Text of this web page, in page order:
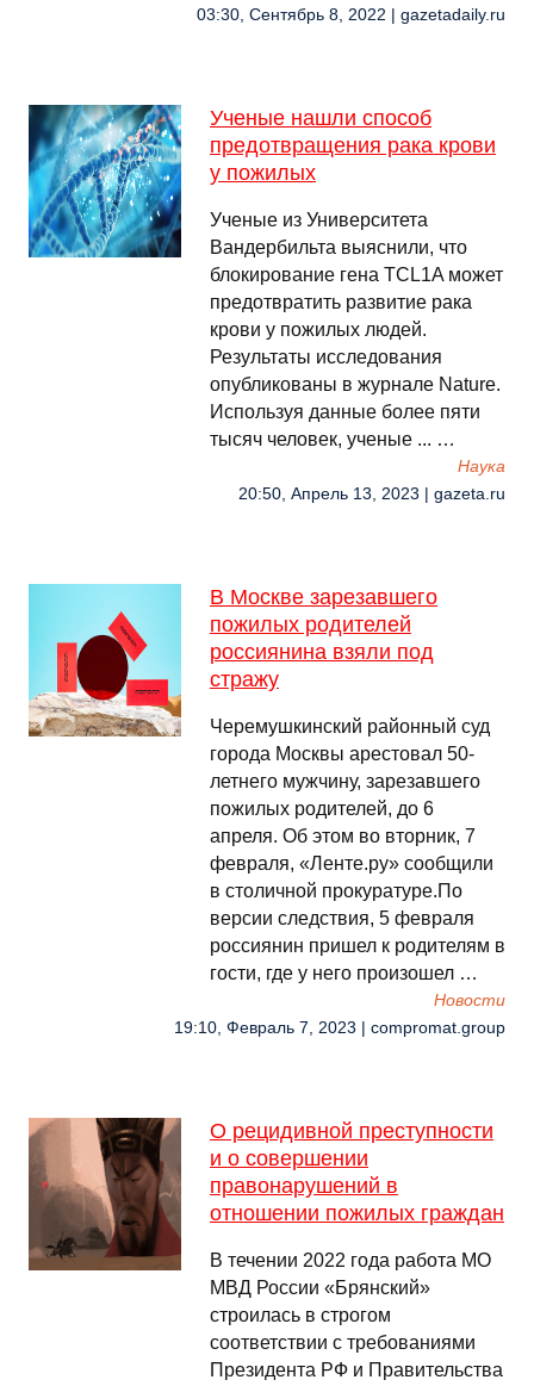
03:30, Сентябрь 8, 2022 | gazetadaily.ru
Ученые нашли способ
предотвращения рака крови
у пожилых
Ученые из Университета
Вандербильта выяснили, что
блокирование гена TCL1A может
предотвратить развитие рака
крови у пожилых людей.
Результаты исследования
опубликованы в журнале Nature.
Используя данные более пяти
тысяч человек, ученые ... …
Наука
20:50, Апрель 13, 2023 | gazeta.ru
В Москве зарезавшего
пожилых родителей
россиянина взяли под
стражу
Черемушкинский районный суд
города Москвы арестовал 50-
летнего мужчину, зарезавшего
пожилых родителей, до 6
апреля. Об этом во вторник, 7
февраля, «Ленте.ру» сообщили
в столичной прокуратуре.По
версии следствия, 5 февраля
россиянин пришел к родителям в
гости, где у него произошел …
Новости
19:10, Февраль 7, 2023 | compromat.group
О рецидивной преступности
и о совершении
правонарушений в
отношении пожилых граждан
В течении 2022 года работа МО
МВД России «Брянский»
строилась в строгом
соответствии с требованиями
Президента РФ и Правительства